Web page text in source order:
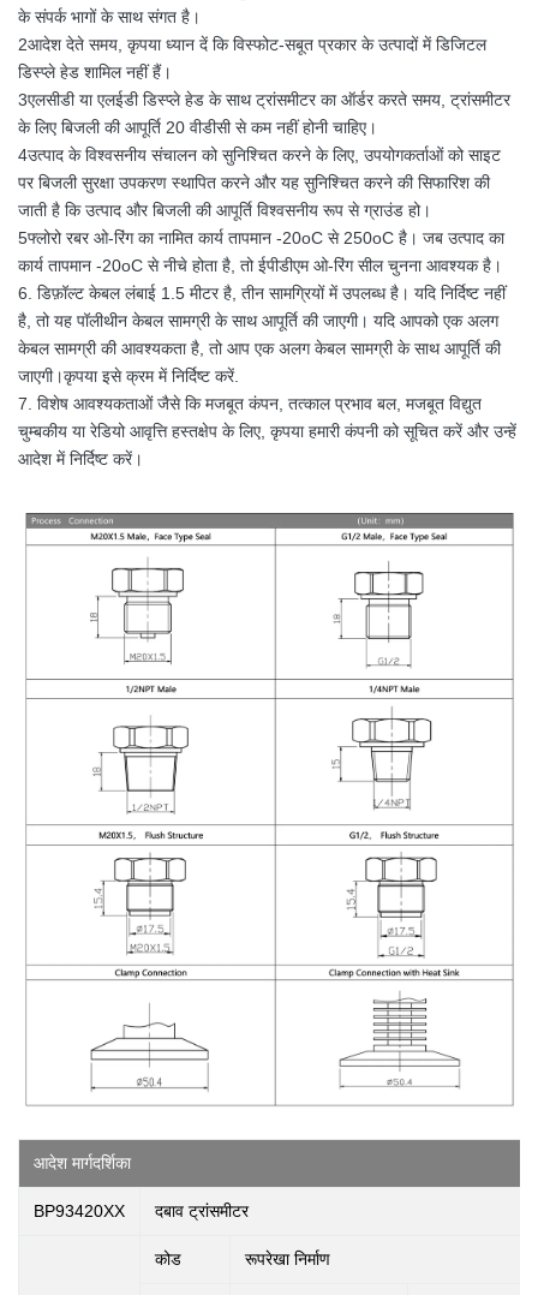
के संपर्क भागों के साथ संगत है।
2आदेश देते समय, कृपया ध्यान दें कि विस्फोट-सबूत प्रकार के उत्पादों में डिजिटल
डिस्प्ले हेड शामिल नहीं हैं।
3एलसीडी या एलईडी डिस्प्ले हेड के साथ ट्रांसमीटर का ऑर्डर करते समय, ट्रांसमीटर
के लिए बिजली की आपूर्ति 20 वीडीसी से कम नहीं होनी चाहिए।
4उत्पाद के विश्वसनीय संचालन को सुनिश्चित करने के लिए, उपयोगकर्ताओं को साइट
पर बिजली सुरक्षा उपकरण स्थापित करने और यह सुनिश्चित करने की सिफारिश की
जाती है कि उत्पाद और बिजली की आपूर्ति विश्वसनीय रूप से ग्राउंड हो।
5फ्लोरो रबर ओ-रिंग का नामित कार्य तापमान -20oC से 250oC है। जब उत्पाद का
कार्य तापमान -20oC से नीचे होता है, तो ईपीडीएम ओ-रिंग सील चुनना आवश्यक है।
6. डिफ़ॉल्ट केबल लंबाई 1.5 मीटर है, तीन सामग्रियों में उपलब्ध है। यदि निर्दिष्ट नहीं
है, तो यह पॉलीथीन केबल सामग्री के साथ आपूर्ति की जाएगी। यदि आपको एक अलग
केबल सामग्री की आवश्यकता है, तो आप एक अलग केबल सामग्री के साथ आपूर्ति की
जाएगी।कृपया इसे क्रम में निर्दिष्ट करें.
7. विशेष आवश्यकताओं जैसे कि मजबूत कंपन, तत्काल प्रभाव बल, मजबूत विद्युत
चुम्बकीय या रेडियो आवृत्ति हस्तक्षेप के लिए, कृपया हमारी कंपनी को सूचित करें और उन्हें
आदेश में निर्दिष्ट करें।
आदेश मार्गदर्शिका
BP93420XX दबाव ट्रांसमीटर
कोड रूपरेखा निर्माण